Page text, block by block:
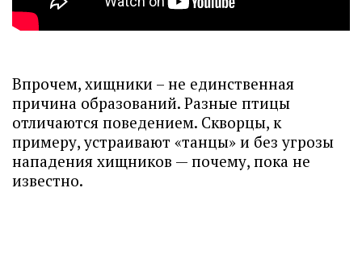
Впрочем, хищники – не единственная
причина образований. Разные птицы
отличаются поведением. Скворцы, к
примеру, устраивают «танцы» и без угрозы
нападения хищников — почему, пока не
известно.